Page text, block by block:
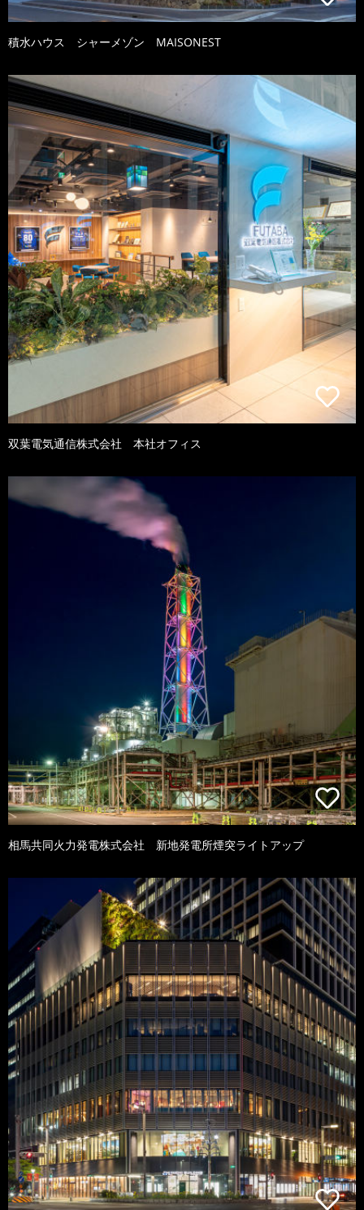
積水ハウス シャーメゾン MAISONEST
双葉電気通信株式会社 本社オフィス
相馬共同火力発電株式会社 新地発電所煙突ライトアップ